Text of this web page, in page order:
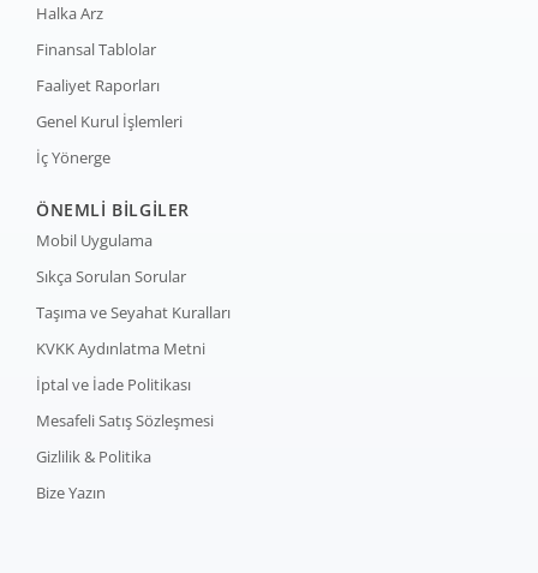
Halka Arz
Finansal Tablolar
Faaliyet Raporları
Genel Kurul İşlemleri
İç Yönerge
ÖNEMLİ BİLGİLER
Mobil Uygulama
Sıkça Sorulan Sorular
Taşıma ve Seyahat Kuralları
KVKK Aydınlatma Metni
İptal ve İade Politikası
Mesafeli Satış Sözleşmesi
Gizlilik & Politika
Bize Yazın